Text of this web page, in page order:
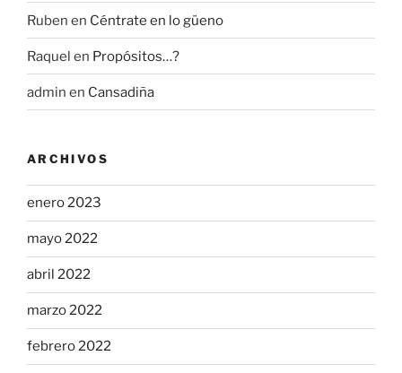
Ruben en Céntrate en lo güeno
Raquel en Propósitos…?
admin en Cansadiña
ARCHIVOS
enero 2023
mayo 2022
abril 2022
marzo 2022
febrero 2022